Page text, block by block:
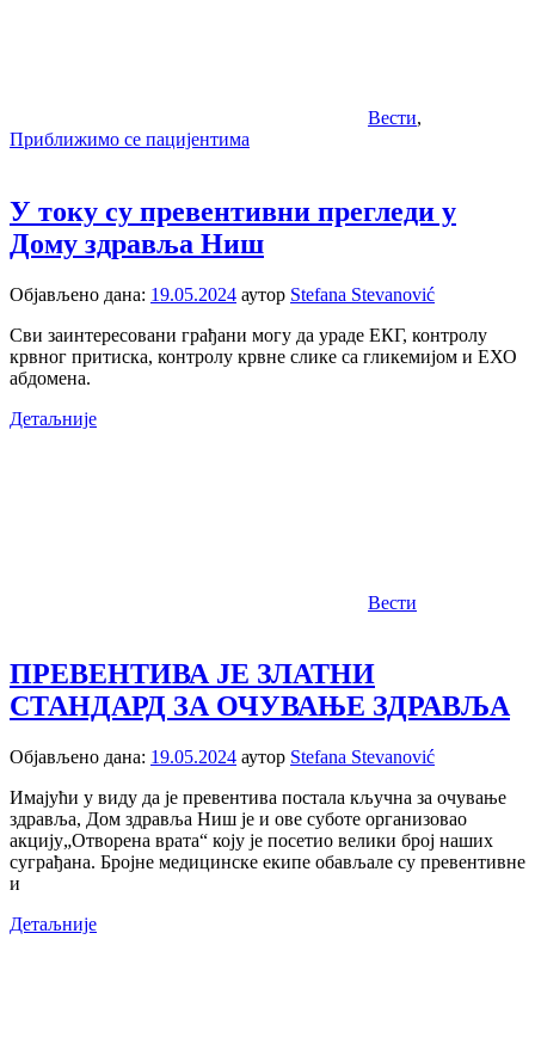
Вести,
Приближимо се пацијентима
У току су превентивни прегледи у
Дому здравља Ниш
Објављено дана: 19.05.2024 аутор Stefana Stevanović
Сви заинтересовани грађани могу да ураде ЕКГ, контролу
крвног притиска, контролу крвне слике са гликемијом и ЕХО
абдомена.
Детаљније
Вести
ПРЕВЕНТИВА ЈЕ ЗЛАТНИ
СТАНДАРД ЗА ОЧУВАЊЕ ЗДРАВЉА
Објављено дана: 19.05.2024 аутор Stefana Stevanović
Имајући у виду да је превентива постала кључна за очување
здравља, Дом здравља Ниш је и ове суботе организовао
акцију„Отворена врата“ коју је посетио велики број наших
суграђана. Бројне медицинске екипе обављале су превентивне
и
Детаљније